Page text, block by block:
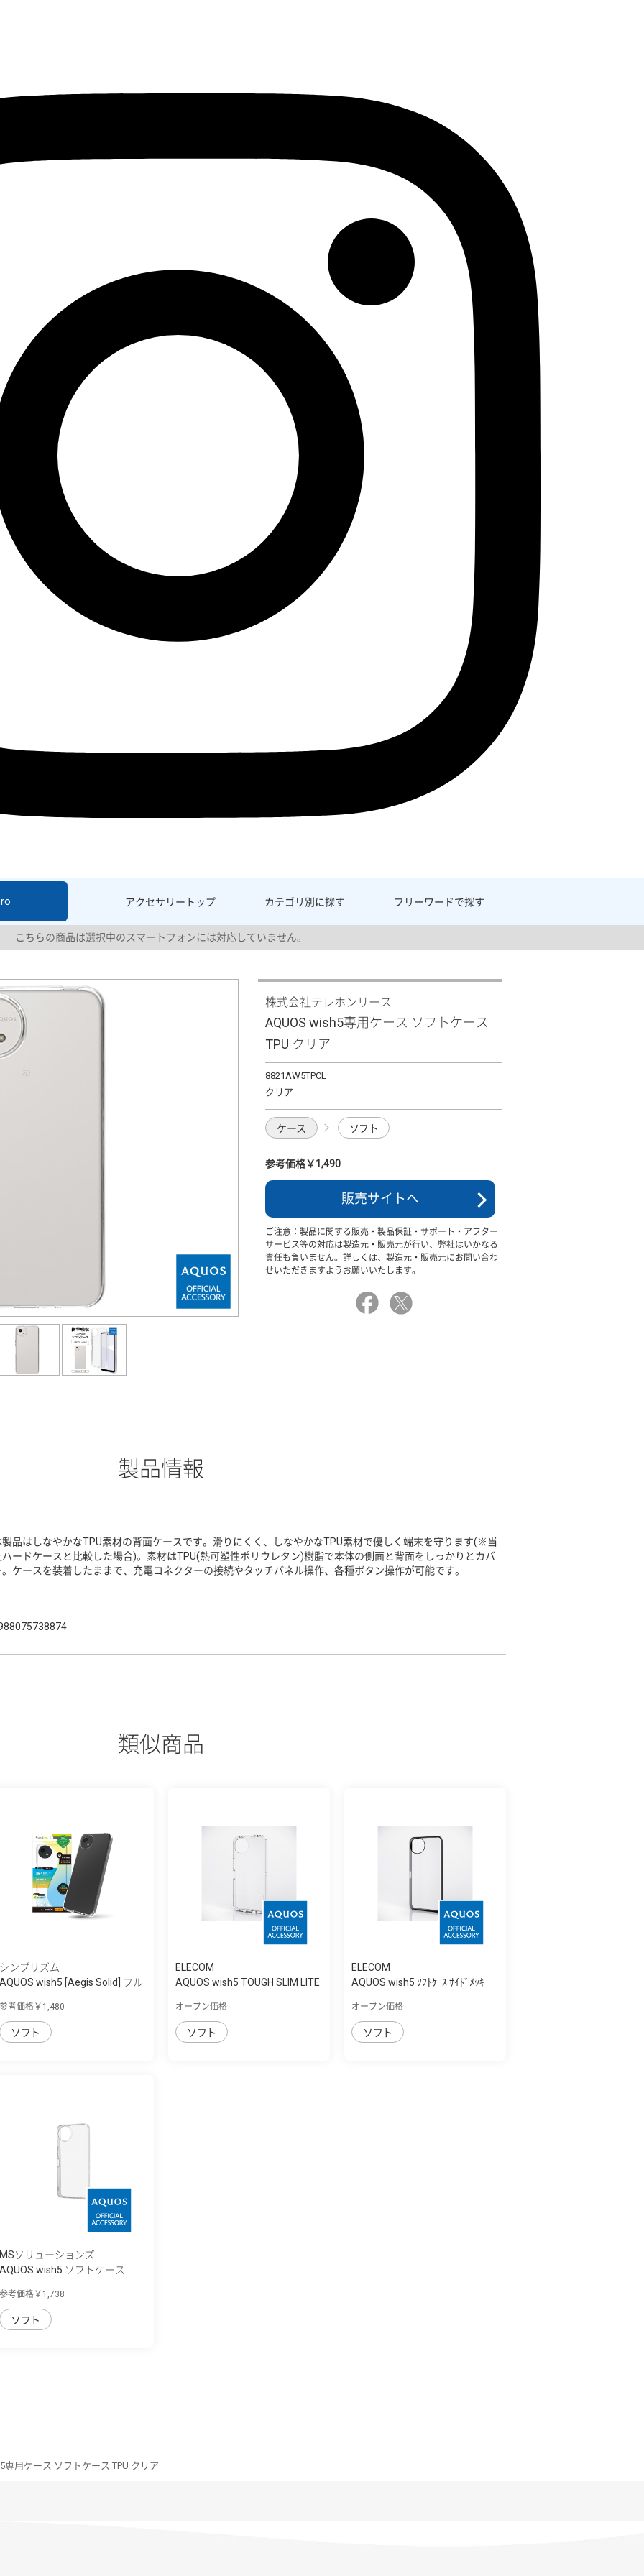
アクセサリー トップ カテゴリ別に探す フリーワードで探す
こちらの商品は選択中のスマートフォンには対応していません。
株式会社テレホンリース
AQUOS wish5専用ケース ソフトケース
TPU クリア
8821AW5TPCL
クリア
ケース ソフト
参考価格￥1,490
販売サイトへ
ご注意：製品に関する販売・製品保証・サポート・アフター
サービス等の対応は製造元・販売元が行い、弊社はいかなる
責任も負いません。詳しくは、製造元・販売元にお問い合わ
せいただきますようお願いいたします。
製品情報
製品はしなやかなTPU素材の背面ケースです。滑りにくく、しなやかなTPU素材で優しく端末を守ります(※当
ハードケースと比較した場合)。素材はTPU(熱可塑性ポリウレタン)樹脂で本体の側面と背面をしっかりとカバ
。ケースを装着したままで、充電コネクターの接続やタッチパネル操作、各種ボタン操作が可能です。
類似商品
シンプリズム
AQUOS wish5 [Aegis Solid] フル
参考価格￥1,480
ソフト
ELECOM
AQUOS wish5 TOUGH SLIM LITE
オープン価格
ソフト
ELECOM
AQUOS wish5 ｿﾌﾄｹｰｽ ｻｲﾄﾞﾒｯｷ
オープン価格
ソフト
MSソリューションズ
AQUOS wish5 ソフトケース
参考価格￥1,738
ソフト
専用ケース ソフトケース TPU クリア